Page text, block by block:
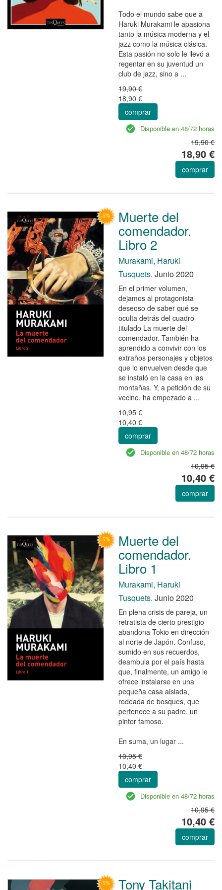
Todo el mundo sabe que a
Haruki Murakami le apasiona
tanto la música moderna y el
jazz como la música clásica.
Esta pasión no solo le llevó a
regentar en su juventud un
club de jazz, sino a ...
19,90 €
18,90 €
comprar
Disponible en 48/72 horas
19,90 €
18,90 €
comprar
Muerte del
comendador.
Libro 2
Murakami, Haruki
Tusquets. Junio 2020
En el primer volumen,
dejamos al protagonista
deseoso de saber qué se
oculta detrás del cuadro
titulado La muerte del
comendador. También ha
aprendido a convivir con los
extraños personajes y objetos
que lo envuelven desde que
se instaló en la casa en las
montañas. Y, a petición de su
vecino, ha empezado a ...
10,95 €
10,40 €
comprar
Disponible en 48/72 horas
10,95 €
10,40 €
comprar
Muerte del
comendador.
Libro 1
Murakami, Haruki
Tusquets. Junio 2020
En plena crisis de pareja, un
retratista de cierto prestigio
abandona Tokio en dirección
al norte de Japón. Confuso,
sumido en sus recuerdos,
deambula por el país hasta
que, finalmente, un amigo le
ofrece instalarse en una
pequeña casa aislada,
rodeada de bosques, que
pertenece a su padre, un
pintor famoso.
En suma, un lugar ...
10,95 €
10,40 €
comprar
Disponible en 48/72 horas
10,95 €
10,40 €
comprar
Tony Takitani